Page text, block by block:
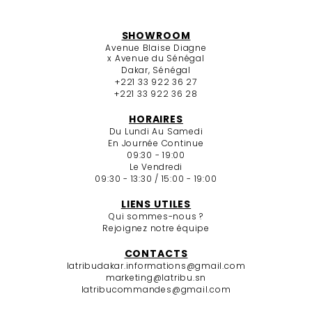
SHOWROOM
Avenue Blaise Diagne
x Avenue du Sénégal
Dakar, Sénégal
+221 33 922 36 27
+221 33 922 36 28
HORAIRES
Du Lundi Au Samedi
En Journée Continue
09:30 - 19:00
Le Vendredi
09:30 - 13:30 / 15:00 - 19:00
LIENS UTILES
Qui sommes-nous ?
Rejoignez notre équipe
CONTACTS
latribudakar.informations@gmail.com
marketing@latribu.sn
latribucommandes@gmail.com